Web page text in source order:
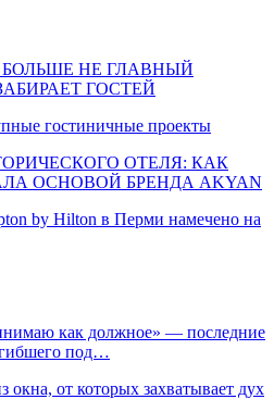
НЕ ГЛАВНЫЙ
ГОСТЕЙ
гостиничные проекты
ОТЕЛЯ: КАК
ОСНОВОЙ БРЕНДА AKYAN
by Hilton в Перми намечено на
как должное» — последние
под…
от которых захватывает дух